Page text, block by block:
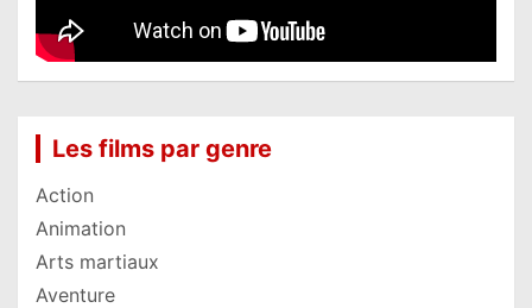
Les films par genre
Action
Animation
Arts martiaux
Aventure